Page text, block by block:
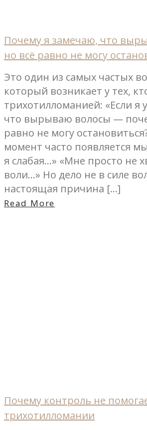
Почему я замечаю, что
но всё равно не могу
Это один из самых частых
который возникает у тех,
трихотилломанией: «Если я
что вырываю волосы —
равно не могу
момент часто появляется
я слабая…» «Мне просто не
воли…» Но дело не в силе
настоящая причина […]
Read More
Почему контроль не
трихотилломании